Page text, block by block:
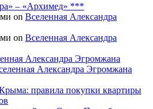
– «Архимед» ***
on Вселенная Александра
on Вселенная Александра
Александра Эгромжана
Александра Эгромжана
правила покупки квартиры